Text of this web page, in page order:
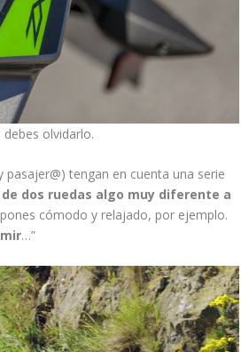
debes olvidarlo.
tengan en cuenta una serie
dos ruedas algo muy diferente a
cómodo y relajado, por ejemplo.
…”